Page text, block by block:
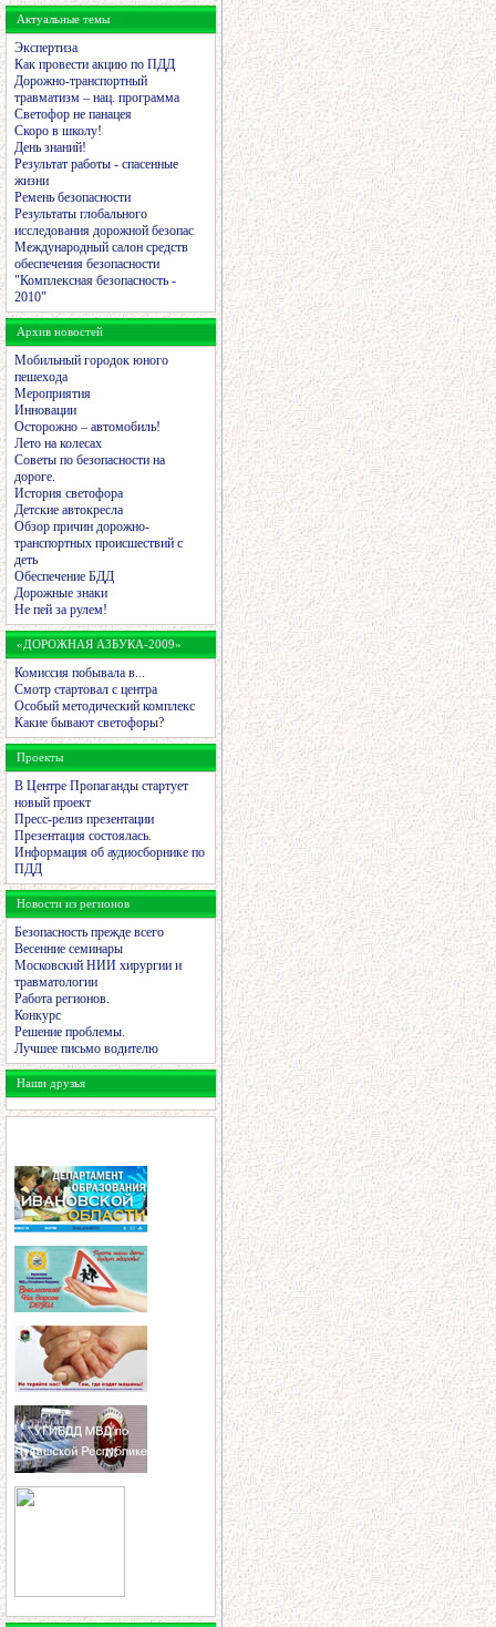
Актуальные темы
Экспертиза
Как провести акцию по ПДД
Дорожно-транспортный
травматизм – нац. программа
Светофор не панацея
Скоро в школу!
День знаний!
Результат работы - спасенные
жизни
Ремень безопасности
Результаты глобального
исследования дорожной безопас
Международный салон средств
обеспечения безопасности
"Комплексная безопасность -
2010"
Архив новостей
Мобильный городок юного
пешехода
Мероприятия
Инновации
Осторожно – автомобиль!
Лето на колесах
Советы по безопасности на
дороге.
История светофора
Детские автокресла
Обзор причин дорожно-
транспортных происшествий с
деть
Обеспечение БДД
Дорожные знаки
Не пей за рулем!
«ДОРОЖНАЯ АЗБУКА-2009»
Комиссия побывала в...
Смотр стартовал с центра
Особый методический комплекс
Какие бывают светофоры?
Проекты
В Центре Пропаганды стартует
новый проект
Пресс-релиз презентации
Презентация состоялась.
Информация об аудиосборнике по
ПДД
Новости из регионов
Безопасность прежде всего
Весенние семинары
Московский НИИ хирургии и
травматологии
Работа регионов.
Конкурс
Решение проблемы.
Лучшее письмо водителю
Наши друзья